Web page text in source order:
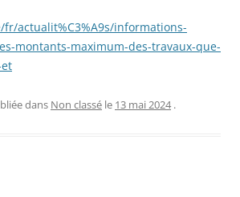
actualit%C3%A9s/informations-
montants-maximum-des-travaux-que-
dans Non classé le 13 mai 2024 .